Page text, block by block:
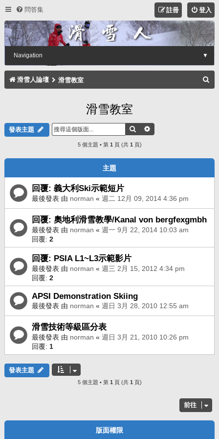
問答集 登入
註冊
Navigation ▼
滑雪人論壇 滑雪教室
滑雪教室
發表主題 搜尋
5 個主題 • 第 1 頁 (共 1 頁)
主題
回覆: 義大利Ski示範短片
最後發表 由 norman « 週二 12月 09, 2014 4:36 pm
回覆: 奧地利滑雪教學/Kanal von bergfexgmbh
最後發表 由 norman « 週一 9月 22, 2014 10:03 am
回覆: 2
回覆: PSIA L1~L3示範影片
最後發表 由 norman « 週三 2月 15, 2012 4:34 pm
回覆: 2
APSI Demonstration Skiing
最後發表 由 norman « 週日 3月 28, 2010 12:55 am
滑雪技術等級區分表
最後發表 由 norman « 週日 3月 21, 2010 10:26 pm
回覆: 1
發表主題
5 個主題 • 第 1 頁 (共 1 頁)
前往
版面權限